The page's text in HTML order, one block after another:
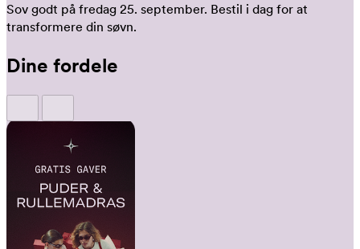
Sov godt på fredag 25. september. Bestil i dag for at
transformere din søvn.
Dine fordele